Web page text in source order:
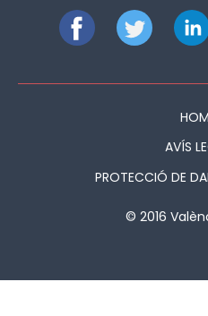
AVÍS
PROTECCIÓ DE
© 2016